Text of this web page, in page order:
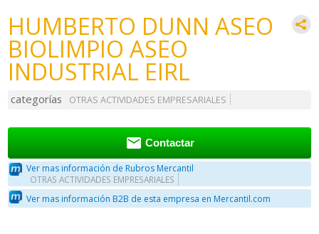
HUMBERTO DUNN ASEO
BIOLIMPIO ASEO
INDUSTRIAL EIRL
categorías OTRAS ACTIVIDADES EMPRESARIALES
 Contactar
Ver mas información de Rubros Mercantil
OTRAS ACTIVIDADES EMPRESARIALES
Ver mas información B2B de esta empresa en Mercantil.com